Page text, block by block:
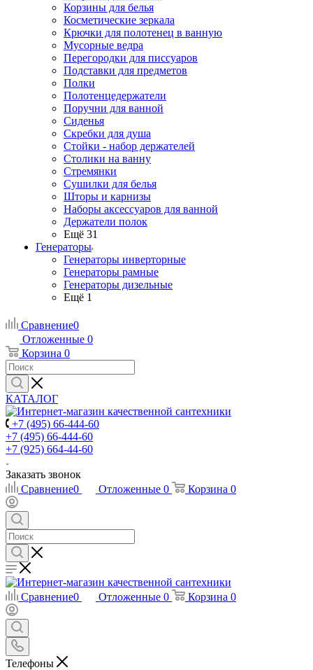
Корзины для белья
Косметические зеркала
Крючки для полотенец в ванную
Мусорные ведра
Перегородки для писсуаров
Подставки для предметов
Полки
Полотенцедержатели
Поручни для ванной
Сиденья
Скребки для душа
Стойки - набор держателей
Столики на ванну
Стремянки
Сушилки для белья
Шторы и карнизы
Наборы аксессуаров для ванной
Держатели полок
Ещё 31
Генераторы
Генераторы инверторные
Генераторы рамные
Генераторы дизельные
Ещё 1
Сравнение0
Отложенные 0
Корзина 0
КАТАЛОГ
+7 (495) 66-444-60
+7 (495) 66-444-60
+7 (925) 664-44-60
Заказать звонок
Сравнение0 Отложенные 0 Корзина 0
Сравнение0 Отложенные 0 Корзина 0
Телефоны